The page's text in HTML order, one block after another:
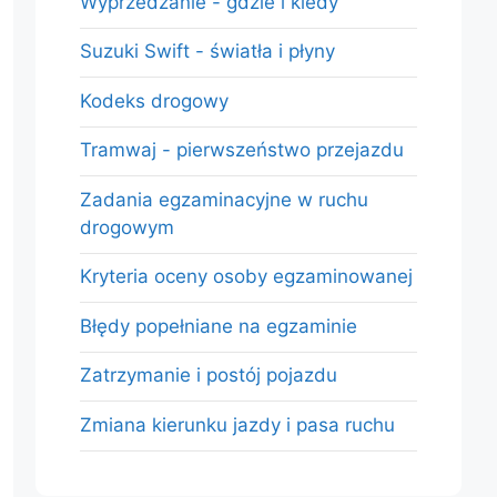
Suzuki Swift - światła i płyny
Kodeks drogowy
Tramwaj - pierwszeństwo przejazdu
Zadania egzaminacyjne w ruchu
drogowym
Kryteria oceny osoby egzaminowanej
Błędy popełniane na egzaminie
Zatrzymanie i postój pojazdu
Zmiana kierunku jazdy i pasa ruchu